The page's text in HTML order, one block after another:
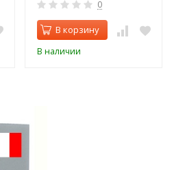
0
В корзину
В наличии